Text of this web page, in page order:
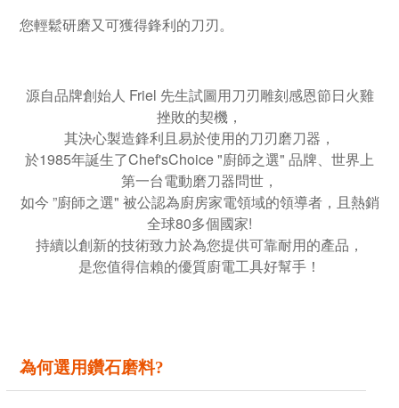
您輕鬆研磨又可獲得鋒利的刀刃。
源自品牌創始人 Friel 先生試圖用刀刃雕刻感恩節日火雞
挫敗的契機，
其決心製造鋒利且易於使用的刀刃磨刀器，
於1985年誕生了Chef'sChoice "廚師之選" 品牌、世界上
第一台電動磨刀器問世，
如今 ”廚師之選" 被公認為廚房家電領域的領導者，且熱銷
全球80多個國家!
持續以創新的技術致力於為您提供可靠耐用的產品，
是您值得信賴的優質廚電工具好幫手！
為何選用鑽石磨料?